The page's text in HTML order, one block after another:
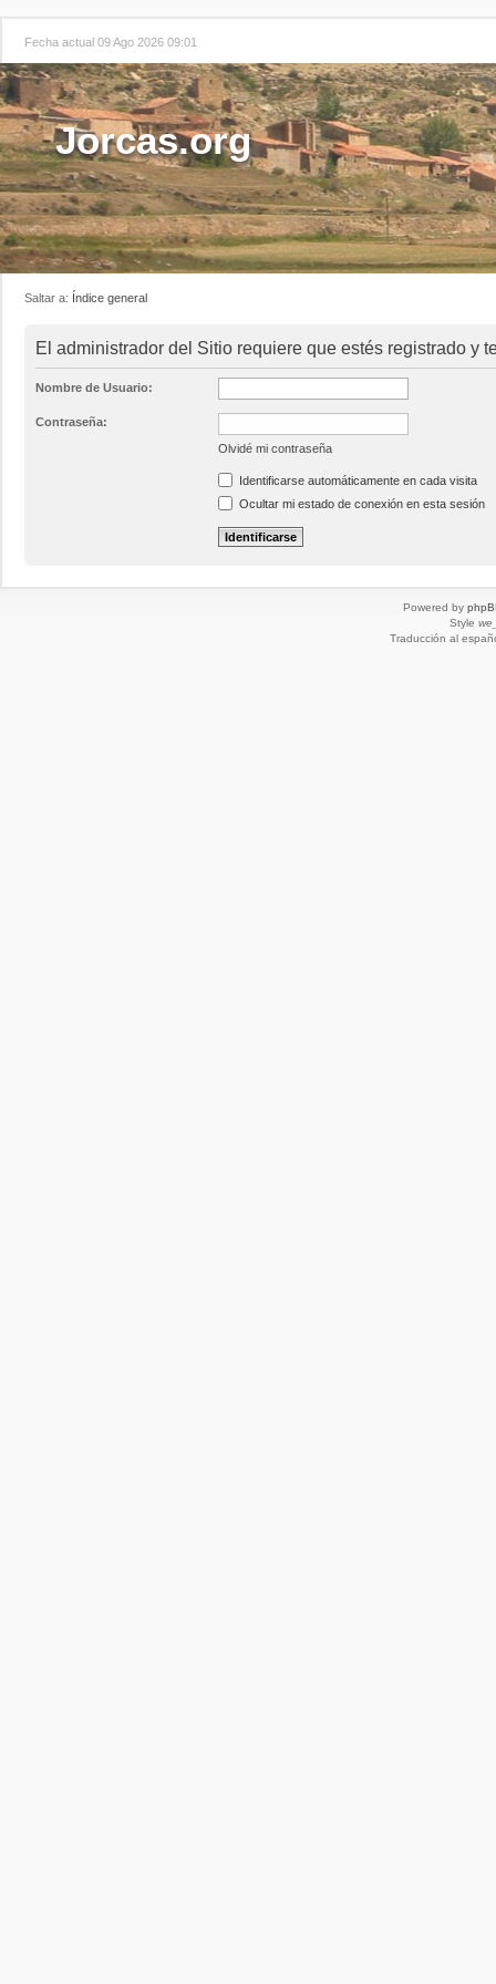
Fecha actual 09 Ago 2026 09:01
Jorcas.org
Saltar a: Índice general
El administrador del Sitio requiere que estés registrado y
Nombre de Usuario:
Contraseña:
Olvidé mi contraseña
Identificarse automáticamente en cada visita
Ocultar mi estado de conexión en esta sesión
Powered by
Style
Traducción al